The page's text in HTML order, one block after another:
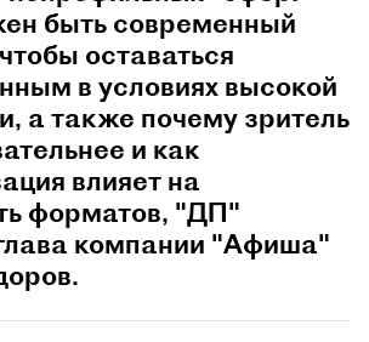
быть современный
оставаться
в условиях высокой
а также почему зритель
и как
влияет на
форматов, "ДП"
компании "Афиша"